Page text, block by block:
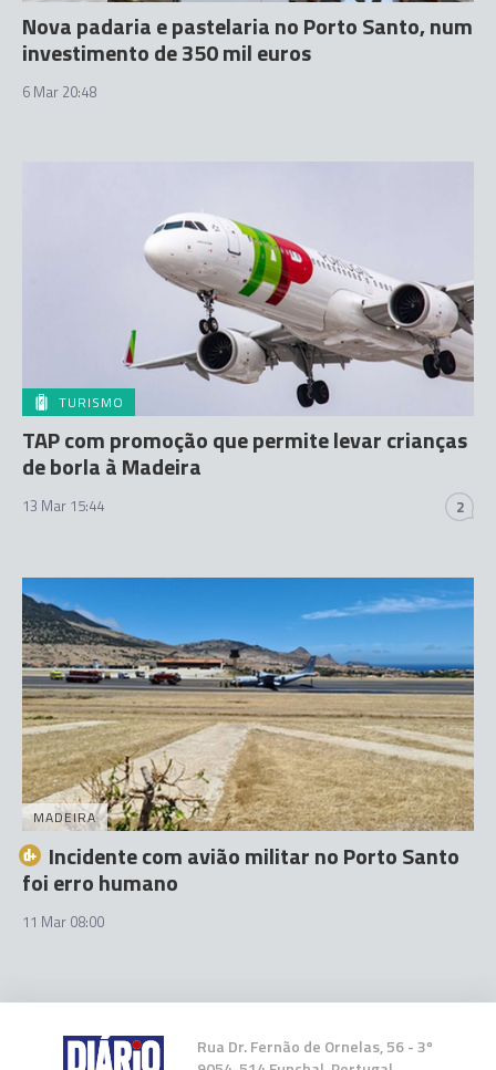
Nova padaria e pastelaria no Porto Santo, num
investimento de 350 mil euros
6 Mar 20:48
TURISMO
TAP com promoção que permite levar crianças
de borla à Madeira
13 Mar 15:44 2
MADEIRA
Incidente com avião militar no Porto Santo
foi erro humano
11 Mar 08:00
Rua Dr. Fernão de Ornelas, 56 - 3º